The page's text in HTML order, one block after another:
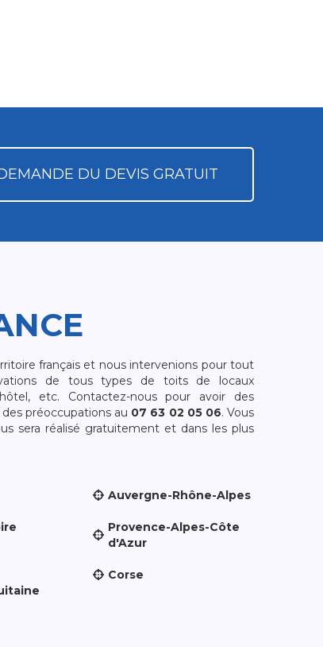
DU DEVIS GRATUIT
français et nous intervenions pour tout
de tous types de toits de locaux
etc. Contactez-nous pour avoir des
préoccupations au 07 63 02 05 06. Vous
sera réalisé gratuitement et dans les plus
Auvergne-Rhône-Alpes
Provence-Alpes-Côte
d'Azur
Corse